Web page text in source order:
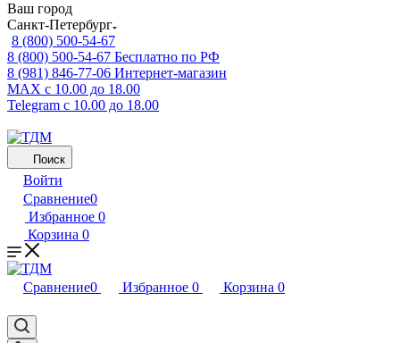
Ваш город
Санкт-Петербург
8 (800) 500-54-67
8 (800) 500-54-67 Бесплатно по РФ
8 (981) 846-77-06 Интернет-магазин
MAX с 10.00 до 18.00
Telegram с 10.00 до 18.00
Поиск
Войти
Сравнение0
Избранное 0
Корзина 0
Сравнение0 Избранное 0 Корзина 0